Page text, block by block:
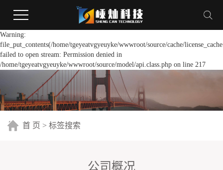
Warning:
file_put_contents(/home/tgeyeatvgyeuyke/wwwroot/source/cache/
failed to open stream: Permission denied in
/home/tgeyeatvgyeuyke/wwwroot/source/model/api.class.php on line 217
首 页 > 标签搜索
公司概况